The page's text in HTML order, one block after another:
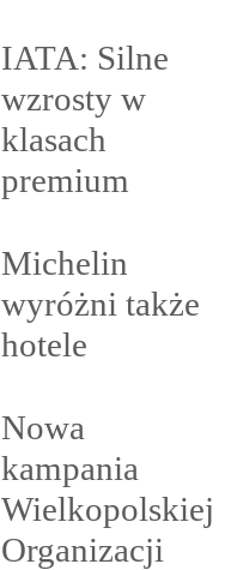
IATA: Silne
wzrosty w
klasach
premium
Michelin
wyróżni także
hotele
Nowa
kampania
Wielkopolskiej
Organizacji